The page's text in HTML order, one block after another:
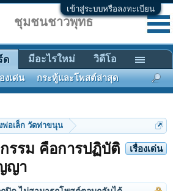
เข้าสู่ระบบหรือลงทะเบียน
พ่อเล็ก วัดท่าขนุน
เรื่องเด่น
รรม คือการปฏิบัติ
ญา
ชุมชนชาวพุทธ
ด
งเด่น กระทู้และโพสต์ล่าสุด
มีอะไรใหม่ วิดีโอ